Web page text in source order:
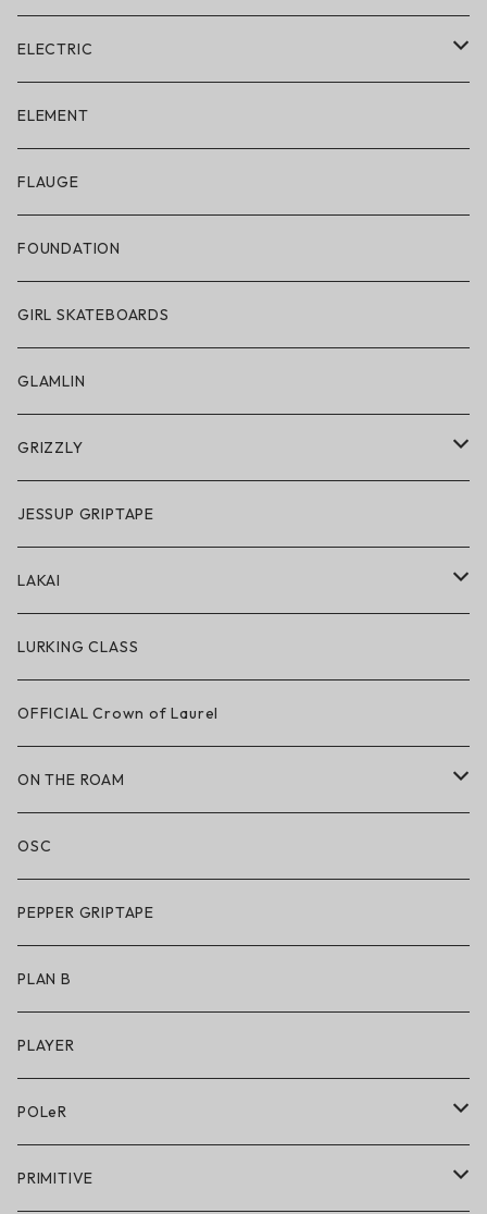
ELECTRIC
ELECTRIC × ON THE ROAM
アパレル
帽子
サングラス
スノーゴーグル
アクセサリー・小物
ELEMENT
FLAUGE
FOUNDATION
GIRL SKATEBOARDS
GLAMLIN
GRIZZLY
GRIZZLY × POLeR
アパレル
ハードグッズ
JESSUP GRIPTAPE
LAKAI
LAKAI × POLeR
LAKAI × CHOCOLATE
LAKAI × RIPNDIP
シューズ
アパレル
アクセサリー
キッズシューズ
LURKING CLASS
OFFICIAL Crown of Laurel
ON THE ROAM
アパレル
サングラス
アンダーウェア
シューズ
アクセサリー・小物
OSC
PEPPER GRIPTAPE
PLAN B
PLAYER
POLeR
POLeR × GRIZZLY
PRIMITIVE